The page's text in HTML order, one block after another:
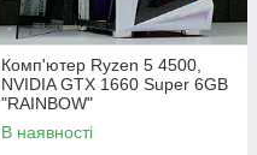
Комп'ютер Ryzen 5 4500,
NVIDIA GTX 1660 Super 6GB
"RAINBOW"
В наявності